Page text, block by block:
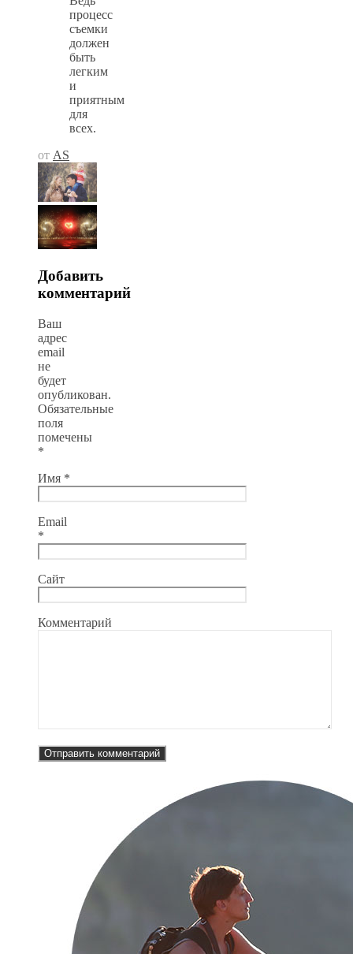
процесс
съемки
должен
быть
легким
и
приятным
для
всех.
от AS
Добавить
комментарий
Ваш
адрес
email
не
будет
опубликован.
Обязательные
поля
помечены
*
Имя *
Email
*
Сайт
Комментарий